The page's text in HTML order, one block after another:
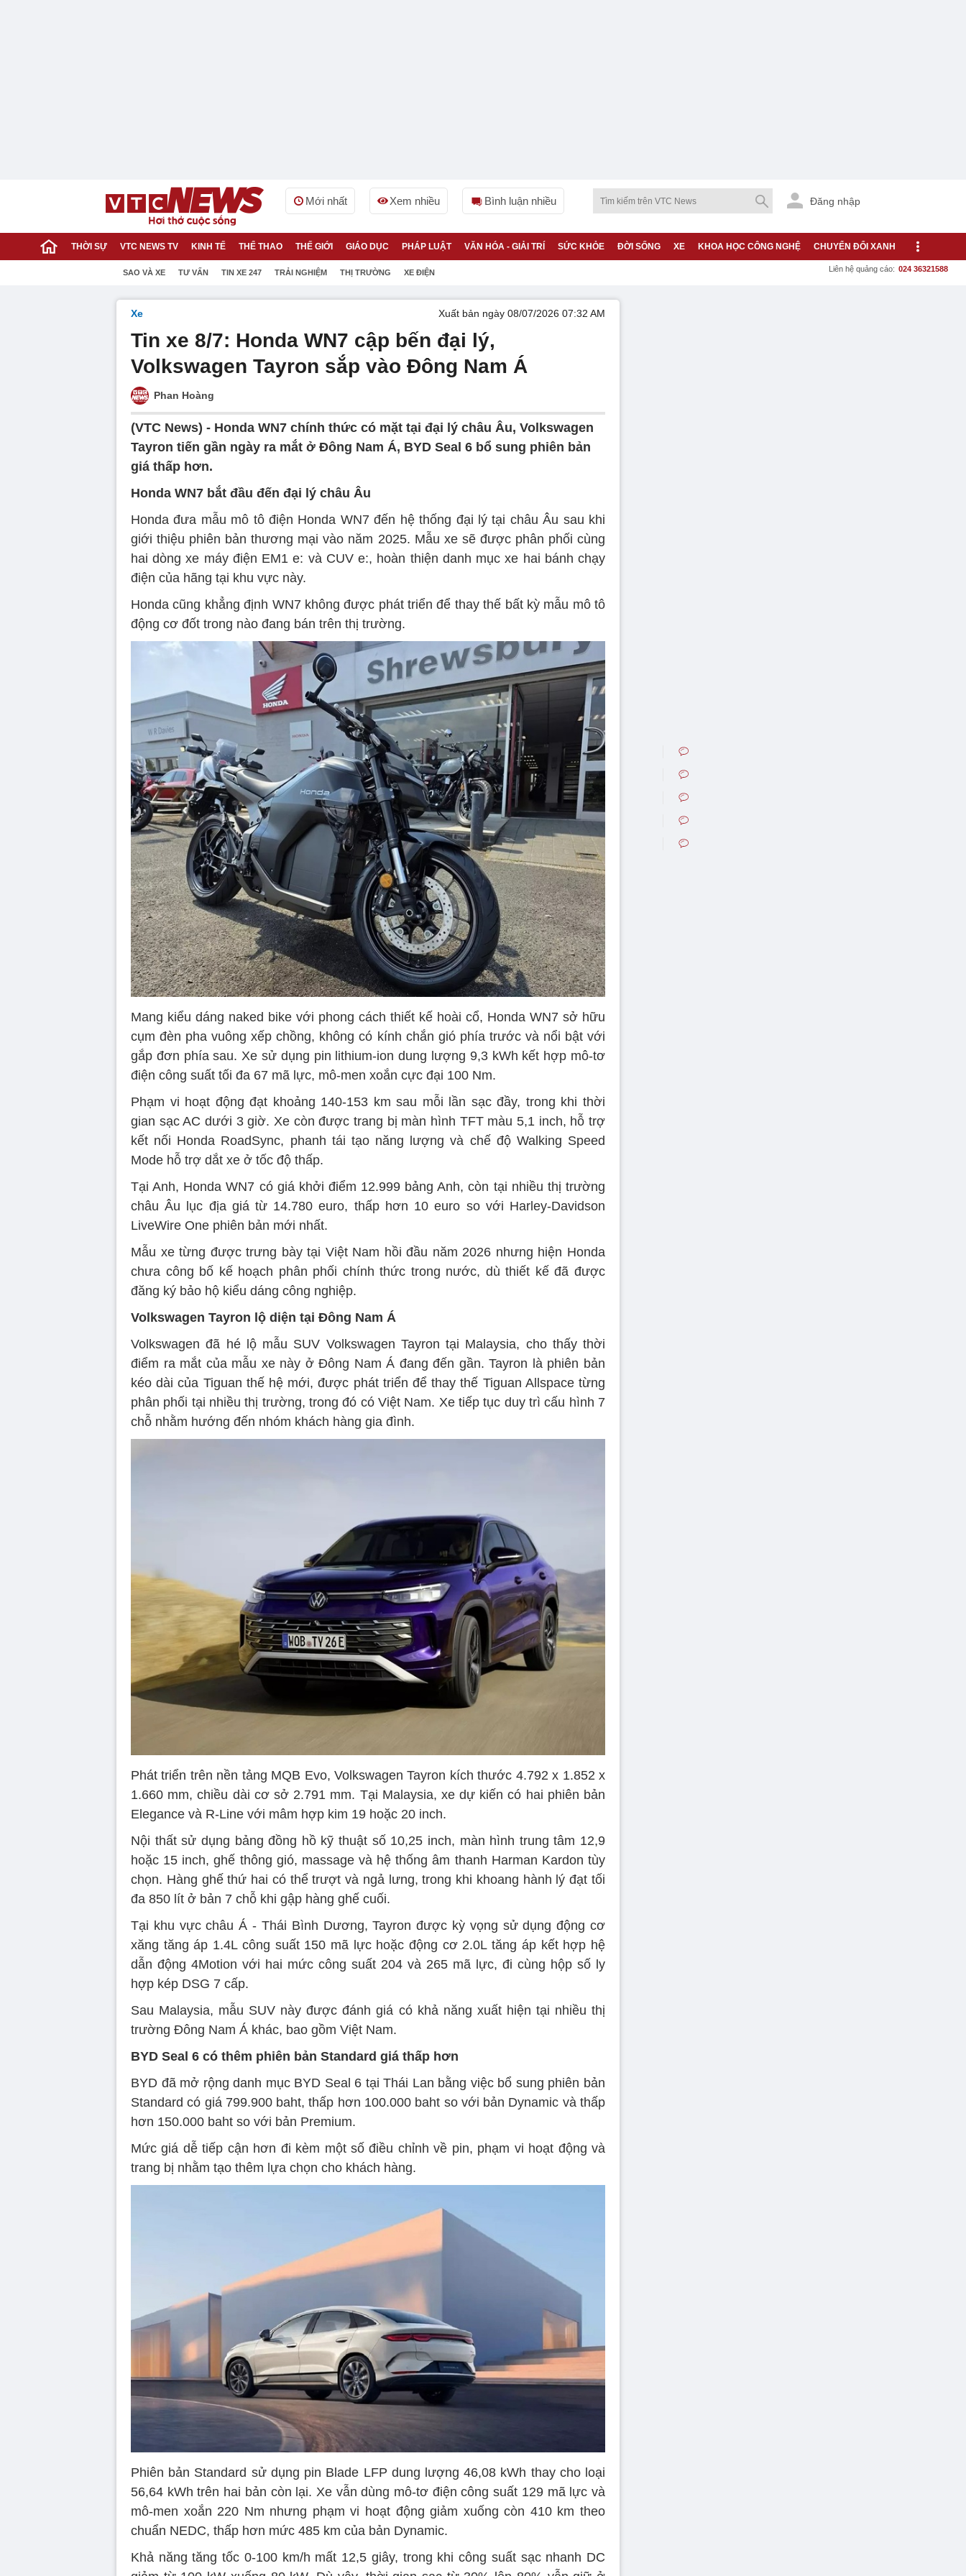
Mới nhất Xem nhiều Bình luận nhiều Đăng nhập
THỜI SỰ VTC NEWS TV KINH TẾ THỂ THAO THẾ GIỚI GIÁO DỤC PHÁP LUẬT VĂN HÓA - GIẢI TRÍ SỨC KHỎE ĐỜI SỐNG XE KHOA HỌC CÔNG NGHỆ CHUYỂN ĐỔI XANH
SAO VÀ XE TƯ VẤN TIN XE 247 TRẢI NGHIỆM THỊ TRƯỜNG XE ĐIỆN Liên hệ quảng cáo: 024 36321588
Xe Xuất bản ngày 08/07/2026 07:32 AM
Tin xe 8/7: Honda WN7 cập bến đại lý,
Volkswagen Tayron sắp vào Đông Nam Á
Phan Hoàng
(VTC News) - Honda WN7 chính thức có mặt tại đại lý châu Âu, Volkswagen
Tayron tiến gần ngày ra mắt ở Đông Nam Á, BYD Seal 6 bổ sung phiên bản
giá thấp hơn.
Honda WN7 bắt đầu đến đại lý châu Âu
Honda đưa mẫu mô tô điện Honda WN7 đến hệ thống đại lý tại châu Âu sau khi
giới thiệu phiên bản thương mại vào năm 2025. Mẫu xe sẽ được phân phối cùng
hai dòng xe máy điện EM1 e: và CUV e:, hoàn thiện danh mục xe hai bánh chạy
điện của hãng tại khu vực này.
Honda cũng khẳng định WN7 không được phát triển để thay thế bất kỳ mẫu mô tô
động cơ đốt trong nào đang bán trên thị trường.
Mang kiểu dáng naked bike với phong cách thiết kế hoài cổ, Honda WN7 sở hữu
cụm đèn pha vuông xếp chồng, không có kính chắn gió phía trước và nổi bật với
gắp đơn phía sau. Xe sử dụng pin lithium-ion dung lượng 9,3 kWh kết hợp mô-tơ
điện công suất tối đa 67 mã lực, mô-men xoắn cực đại 100 Nm.
Phạm vi hoạt động đạt khoảng 140-153 km sau mỗi lần sạc đầy, trong khi thời
gian sạc AC dưới 3 giờ. Xe còn được trang bị màn hình TFT màu 5,1 inch, hỗ trợ
kết nối Honda RoadSync, phanh tái tạo năng lượng và chế độ Walking Speed
Mode hỗ trợ dắt xe ở tốc độ thấp.
Tại Anh, Honda WN7 có giá khởi điểm 12.999 bảng Anh, còn tại nhiều thị trường
châu Âu lục địa giá từ 14.780 euro, thấp hơn 10 euro so với Harley-Davidson
LiveWire One phiên bản mới nhất.
Mẫu xe từng được trưng bày tại Việt Nam hồi đầu năm 2026 nhưng hiện Honda
chưa công bố kế hoạch phân phối chính thức trong nước, dù thiết kế đã được
đăng ký bảo hộ kiểu dáng công nghiệp.
Volkswagen Tayron lộ diện tại Đông Nam Á
Volkswagen đã hé lộ mẫu SUV Volkswagen Tayron tại Malaysia, cho thấy thời
điểm ra mắt của mẫu xe này ở Đông Nam Á đang đến gần. Tayron là phiên bản
kéo dài của Tiguan thế hệ mới, được phát triển để thay thế Tiguan Allspace từng
phân phối tại nhiều thị trường, trong đó có Việt Nam. Xe tiếp tục duy trì cấu hình 7
chỗ nhằm hướng đến nhóm khách hàng gia đình.
Phát triển trên nền tảng MQB Evo, Volkswagen Tayron kích thước 4.792 x 1.852 x
1.660 mm, chiều dài cơ sở 2.791 mm. Tại Malaysia, xe dự kiến có hai phiên bản
Elegance và R-Line với mâm hợp kim 19 hoặc 20 inch.
Nội thất sử dụng bảng đồng hồ kỹ thuật số 10,25 inch, màn hình trung tâm 12,9
hoặc 15 inch, ghế thông gió, massage và hệ thống âm thanh Harman Kardon tùy
chọn. Hàng ghế thứ hai có thể trượt và ngả lưng, trong khi khoang hành lý đạt tối
đa 850 lít ở bản 7 chỗ khi gập hàng ghế cuối.
Tại khu vực châu Á - Thái Bình Dương, Tayron được kỳ vọng sử dụng động cơ
xăng tăng áp 1.4L công suất 150 mã lực hoặc động cơ 2.0L tăng áp kết hợp hệ
dẫn động 4Motion với hai mức công suất 204 và 265 mã lực, đi cùng hộp số ly
hợp kép DSG 7 cấp.
Sau Malaysia, mẫu SUV này được đánh giá có khả năng xuất hiện tại nhiều thị
trường Đông Nam Á khác, bao gồm Việt Nam.
BYD Seal 6 có thêm phiên bản Standard giá thấp hơn
BYD đã mở rộng danh mục BYD Seal 6 tại Thái Lan bằng việc bổ sung phiên bản
Standard có giá 799.900 baht, thấp hơn 100.000 baht so với bản Dynamic và thấp
hơn 150.000 baht so với bản Premium.
Mức giá dễ tiếp cận hơn đi kèm một số điều chỉnh về pin, phạm vi hoạt động và
trang bị nhằm tạo thêm lựa chọn cho khách hàng.
Phiên bản Standard sử dụng pin Blade LFP dung lượng 46,08 kWh thay cho loại
56,64 kWh trên hai bản còn lại. Xe vẫn dùng mô-tơ điện công suất 129 mã lực và
mô-men xoắn 220 Nm nhưng phạm vi hoạt động giảm xuống còn 410 km theo
chuẩn NEDC, thấp hơn mức 485 km của bản Dynamic.
Khả năng tăng tốc 0-100 km/h mất 12,5 giây, trong khi công suất sạc nhanh DC